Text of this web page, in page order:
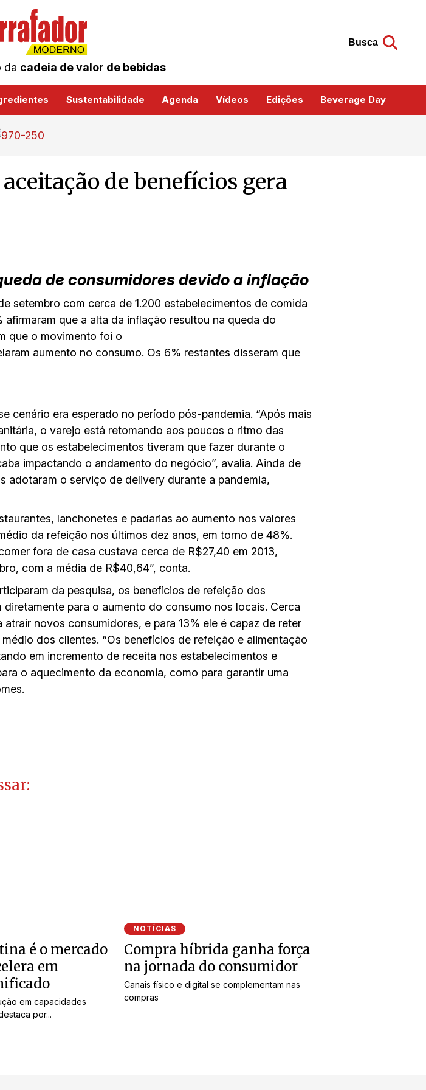
da cadeia de valor de bebidas
Busca
Sustentabilidade Agenda Vídeos Edições Beverage Day
de benefícios gera
de consumidores devido a inflação
setembro com cerca de 1.200 estabelecimentos de comida
que a alta da inflação resultou na queda do
que o movimento foi o
aumento no consumo. Os 6% restantes disseram que
cenário era esperado no período pós-pandemia. “Após mais
o varejo está retomando aos poucos o ritmo das
que os estabelecimentos tiveram que fazer durante o
impactando o andamento do negócio”, avalia. Ainda de
o serviço de delivery durante a pandemia,
lanchonetes e padarias ao aumento nos valores
da refeição nos últimos dez anos, em torno de 48%.
fora de casa custava cerca de R$27,40 em 2013,
com a média de R$40,64”, conta.
da pesquisa, os benefícios de refeição dos
para o aumento do consumo nos locais. Cerca
novos consumidores, e para 13% ele é capaz de reter
dos clientes. “Os benefícios de refeição e alimentação
em incremento de receita nos estabelecimentos e
o aquecimento da economia, como para garantir uma
é o mercado
em
em capacidades
por...
NOTÍCIAS
Compra híbrida ganha força
na jornada do consumidor
Canais físico e digital se complementam nas
compras